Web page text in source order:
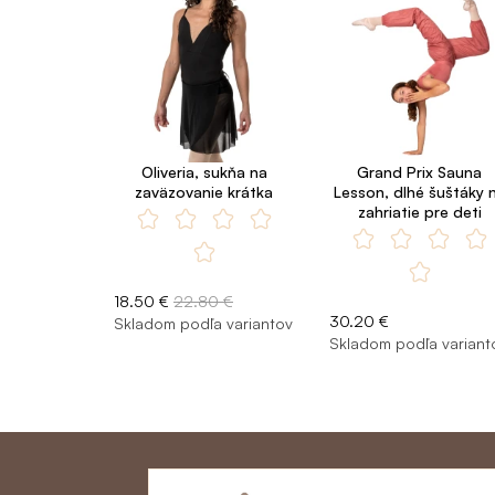
Oliveria, sukňa na
zaväzovanie krátka
18.50 € 22.80 €
Skladom podľa variantov
Grand Prix Sauna
Lesson, dlhé šuštáky
zahriatie pre deti
30.20 €
Skladom podľa